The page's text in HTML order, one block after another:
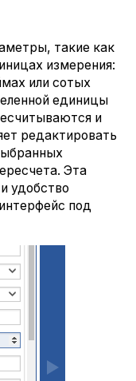
такие как
измерения:
или сотых
единицы
и
редактировать
Эта
удобство
под